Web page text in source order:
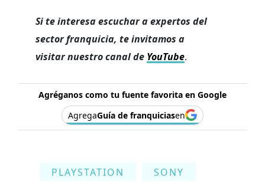
Si te interesa escuchar a expertos del
sector franquicia, te invitamos a
visitar nuestro canal de YouTube.
Agréganos como tu fuente favorita en Google
AgregaGuía de franquiciasen
PLAYSTATION SONY